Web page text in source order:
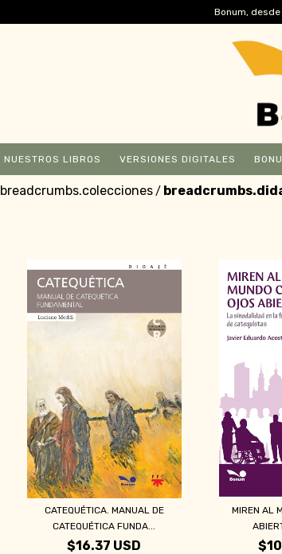
Bonum,
NUESTROS LIBROS VERSIONES DIGITALES
breadcrumbs.colecciones/
CATEQUÉTICA. MANUAL DE
CATEQUÉTICA FUNDA...
$16.37 USD
MIREN AL